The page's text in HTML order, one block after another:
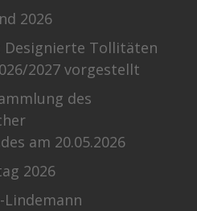
2026
Designierte Tollitäten
2027 vorgestellt
des
am 20.05.2026
2026
Lindemann